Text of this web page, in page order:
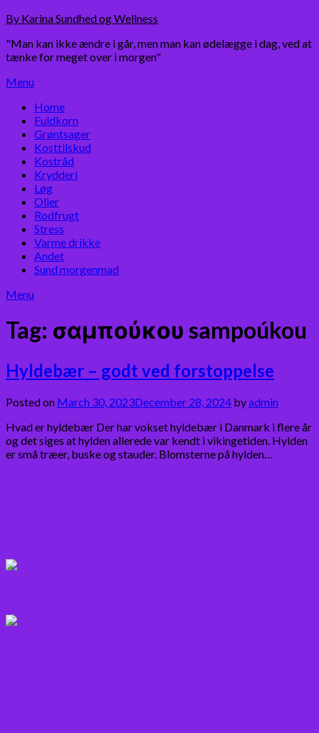
Skip
content
By Karina Sundhed og Wellness
"Man kan ikke ændre i går, men man kan ødelægge i dag, ved at
tænke for meget over i morgen"
Menu
Home
Fuldkorn
Grøntsager
Kosttilskud
Kostråd
Krydderi
Løg
Olier
Rodfrugt
Stress
Varme drikke
Andet
Sund morgenmad
Menu
Tag: σαμπούκου sampoúkou
Hyldebær – godt ved forstoppelse
Posted on March 30, 2023December 28, 2024 byadmin
Hvad er hyldebær Der har vokset hyldebær i Danmark i flere år
og det siges at hylden allerede var kendt i vikingetiden. Hylden
er små træer, buske og stauder. Blomsterne på hylden…